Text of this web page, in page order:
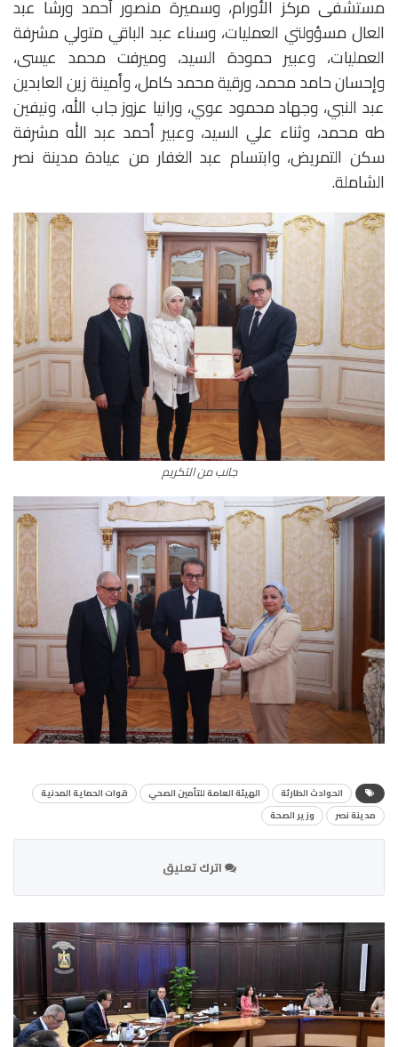
مستشفى مركز الأورام، وسميرة منصور أحمد ورشا عبد
العال مسؤولتي العمليات، وسناء عبد الباقي متولي مشرفة
العمليات، وعبير حمودة السيد، وميرفت محمد عيسى،
وإحسان حامد محمد، ورقية محمد كامل، وأمينة زين العابدين
عبد النبي، وجهاد محمود عوي، ورانيا عزوز جاب الله، ونيفين
طه محمد، وثناء علي السيد، وعبير أحمد عبد الله مشرفة
سكن التمريض، وابتسام عبد الغفار من عيادة مدينة نصر
الشاملة.
جانب من التكريم
الحوادث الطارئة الهيئة العامة للتأمين الصحي
قوات الحماية المدنية
مدينة نصر
وزير الصحة
اترك تعليق